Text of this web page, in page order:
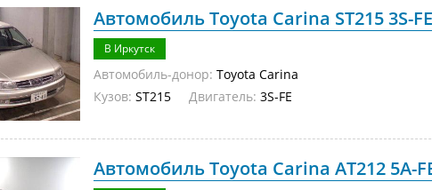
Автомобиль Toyota Carina ST215 3S-
В Иркутск
Автомобиль-донор: Toyota Carina
Кузов: ST215 Двигатель: 3S-FE
Автомобиль Toyota Carina AT212 5A-